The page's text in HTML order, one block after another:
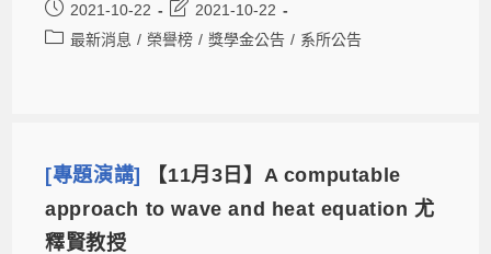
2021-10-22
2021-10-22
最新消息 / 榮譽榜 / 獎學金公告 / 系所公告
[專題演講]
【11月3日】A computable
approach to wave and heat equation 尤
釋賢教授